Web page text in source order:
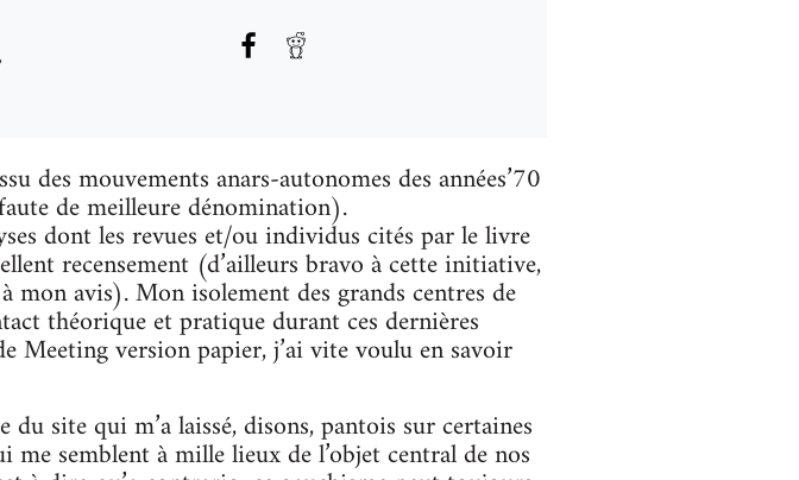
des mouvements anars-autonomes des années’70
de meilleure dénomination).
dont les revues et/ou individus cités par le livre
recensement (d’ailleurs bravo à cette initiative,
mon avis). Mon isolement des grands centres de
théorique et pratique durant ces dernières
Meeting version papier, j’ai vite voulu en savoir
site qui m’a laissé, disons, pantois sur certaines
semblent à mille lieux de l’objet central de nos